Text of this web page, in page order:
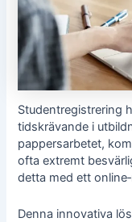
Studentregistrering
tidskrävande i
pappersarbetet,
ofta extremt
detta med ett
Denna innovativa